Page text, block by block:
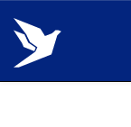
Skip
navigation